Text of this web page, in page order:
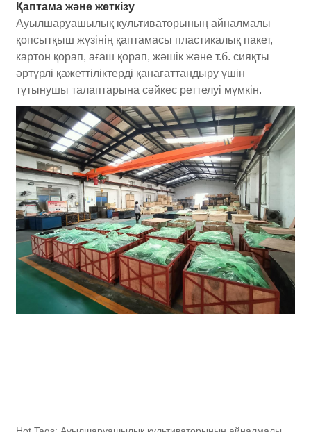
Қаптама және жеткізу
Ауылшаруашылық культиваторының айналмалы
қопсытқыш жүзінің қаптамасы пластикалық пакет,
картон қорап, ағаш қорап, жәшік және т.б. сияқты
әртүрлі қажеттіліктерді қанағаттандыру үшін
тұтынушы талаптарына сәйкес реттелуі мүмкін.